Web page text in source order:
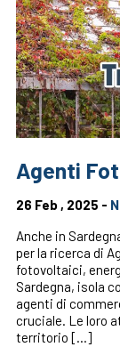
Agenti
26 Feb , 2025 -
Anche in
per la ricerca di
fotovoltaici,
Sardegna, isola
agenti di
cruciale. Le loro
territorio […]